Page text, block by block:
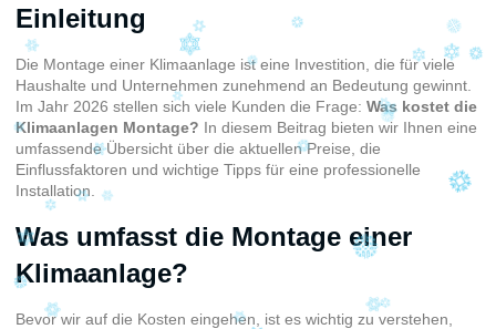
Einleitung
Die Montage einer Klimaanlage ist eine Investition, die für viele
Haushalte und Unternehmen zunehmend an Bedeutung gewinnt.
Im Jahr 2026 stellen sich viele Kunden die Frage: Was kostet die
Klimaanlagen Montage? In diesem Beitrag bieten wir Ihnen eine
umfassende Übersicht über die aktuellen Preise, die
Einflussfaktoren und wichtige Tipps für eine professionelle
Installation.
Was umfasst die Montage einer
Klimaanlage?
Bevor wir auf die Kosten eingehen, ist es wichtig zu verstehen,